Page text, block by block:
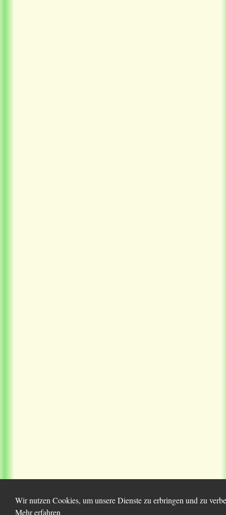
Wir nutzen Cookies, um unsere Dienste zu erbringen und zu
Mehr erfahren